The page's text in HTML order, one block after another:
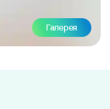
Галерея